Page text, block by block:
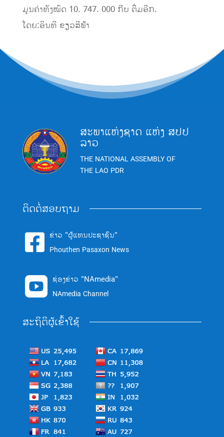
ມູນຄ່າທັງໝົດ 10. 747. 000 ກີບ ຕື່ມອີກ.
ໂດຍ:ອິນທີ ຂຽວສີຟ້າ
ສະພາແຫ່ງຊາດ ແຫ່ງ ສປປ
ລາວ
THE NATIONAL ASSEMBLY OF
THE LAO PDR
ຕິດຕໍ່ສອບຖາມ
 ຂ່າວ "ຜູ້ແທນປະຊາຊົນ"
Phouthen Pasaxon News
 ຊ່ອງຂ່າວ "NAmedia"
NAmedia Channel
ສະຖິຕິຜູ້ເຂົ້າໃຊ້